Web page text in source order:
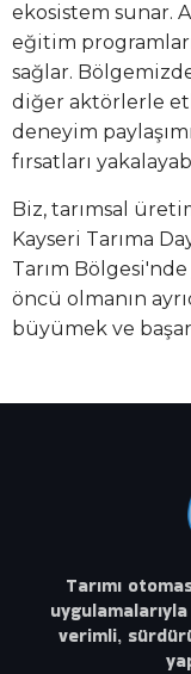
ekosistem sunar.
eğitim
sağlar.
diğer aktörlerle
deneyim
fırsatları
Biz, tarımsal
Kayseri Tarıma
Tarım
öncü olmanın
büyümek ve
Tarımı
verimli,